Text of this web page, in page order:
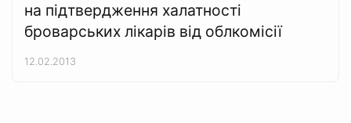
на підтвердження халатності
броварських лікарів від облкомісії
12.02.2013